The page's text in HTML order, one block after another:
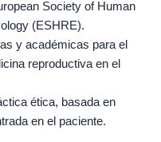
Society of Human
(ESHRE).
y académicas para el
reproductiva en el
ética, basada en
en el paciente.